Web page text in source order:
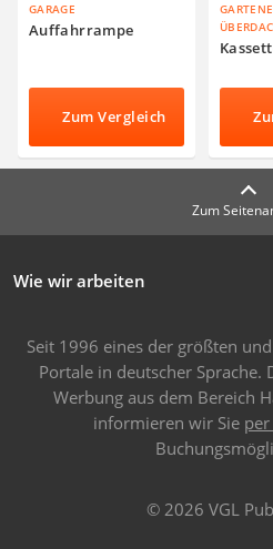
GARAGE
Auffahrrampe
Zum Vergleich
Zum
Wie wir arbeiten
Seit 1996 eines der größten
Portale in deutscher Sprache.
Werbung aus dem Bereich
informieren wir Sie
© 2026 VGL